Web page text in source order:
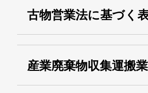
古物営業法に基づく
産業廃棄物収集運搬